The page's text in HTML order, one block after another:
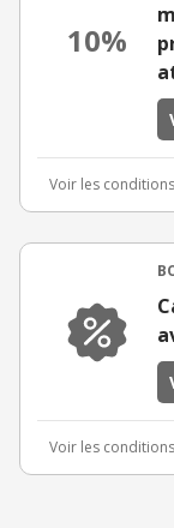
10%
Voir les conditions
Voir les conditions